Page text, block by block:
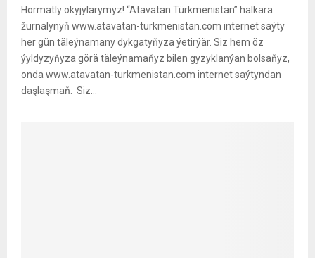
Hormatly okyjylarymyz! “Atavatan Türkmenistan” halkara
žurnalynyň www.atavatan-turkmenistan.com internet saýty
her gün täleýnamany dykgatyňyza ýetirýär. Siz hem öz
ýyldyzyňyza görä täleýnamaňyz bilen gyzyklanýan bolsaňyz,
onda www.atavatan-turkmenistan.com internet saýtyndan
daşlaşmaň. Siz...